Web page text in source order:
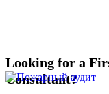
Looking for a
Consultant?